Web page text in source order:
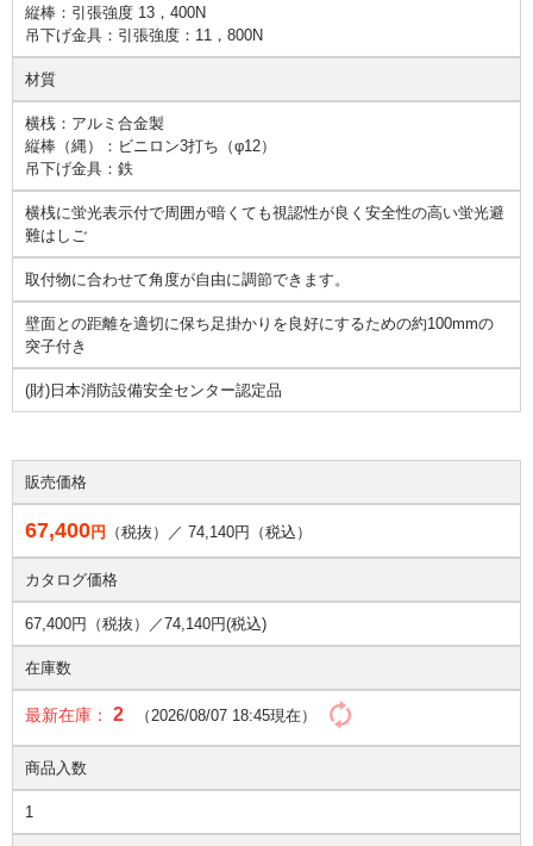
縦棒：引張強度 13，400N
吊下げ金具：引張強度：11，800N
材質
横桟：アルミ合金製
縦棒（縄）：ビニロン3打ち（φ12）
吊下げ金具：鉄
横桟に蛍光表示付で周囲が暗くても視認性が良く安全性の高い蛍光避
難はしご
取付物に合わせて角度が自由に調節できます。
壁面との距離を適切に保ち足掛かりを良好にするための約100mmの
突子付き
(財)日本消防設備安全センター認定品
販売価格
67,400円 （税抜）／ 74,140円（税込）
カタログ価格
67,400円（税抜）／74,140円(税込)
在庫数
最新在庫： 2 （2026/08/07 18:45現在）
商品入数
1